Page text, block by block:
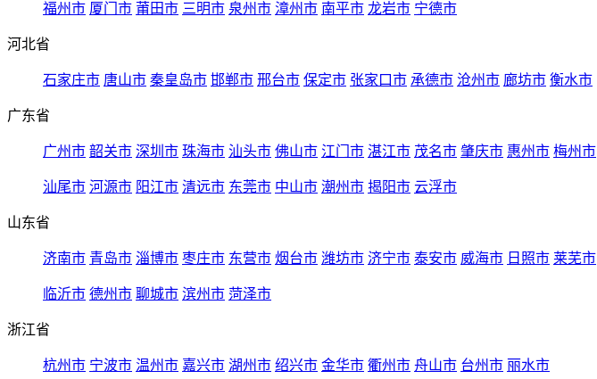
福州市 厦门市 莆田市 三明市 泉州市 漳州市 南平市 龙岩市 宁德市
河北省
石家庄市 唐山市 秦皇岛市 邯郸市 邢台市 保定市 张家口市 承德市 沧州市 廊坊市 衡水市
广东省
广州市 韶关市 深圳市 珠海市 汕头市 佛山市 江门市 湛江市 茂名市 肇庆市 惠州市 梅州市
汕尾市 河源市 阳江市 清远市 东莞市 中山市 潮州市 揭阳市 云浮市
山东省
济南市 青岛市 淄博市 枣庄市 东营市 烟台市 潍坊市 济宁市 泰安市 威海市 日照市 莱芜市
临沂市 德州市 聊城市 滨州市 菏泽市
浙江省
杭州市 宁波市 温州市 嘉兴市 湖州市 绍兴市 金华市 衢州市 舟山市 台州市 丽水市